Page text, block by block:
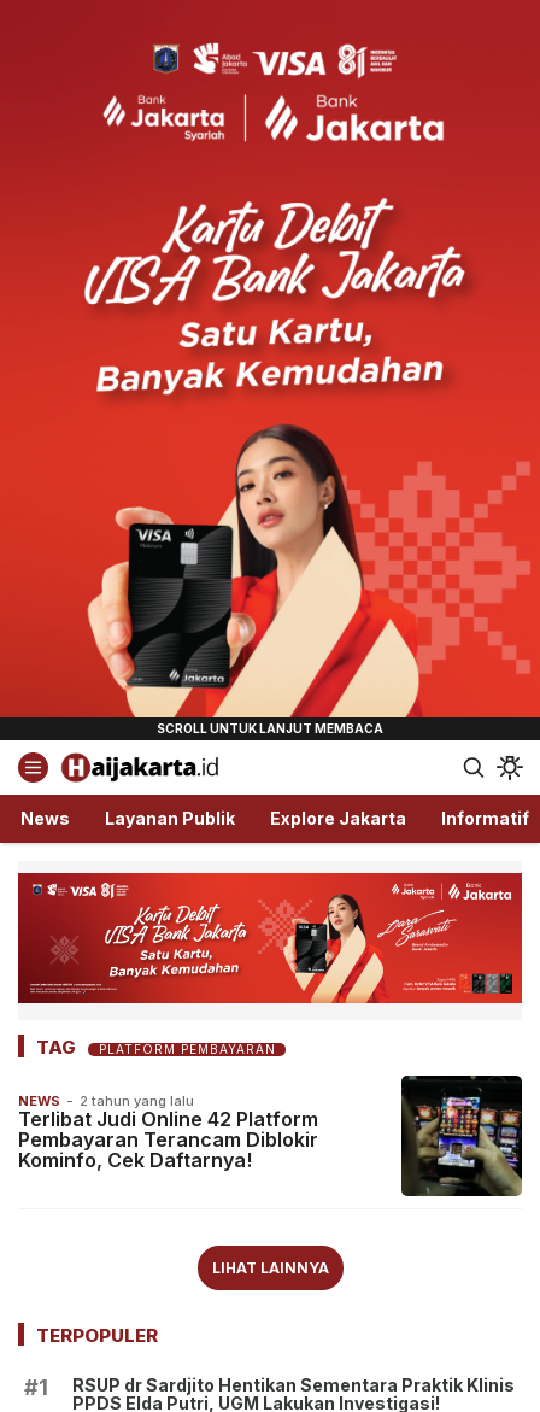
Haijakarta.id
Semua Tentang Jakarta Ada Disini!
News Layanan Publik Explore Jakarta Informatif
TAG PLATFORM PEMBAYARAN
NEWS - 2 tahun yang lalu
Terlibat Judi Online 42 Platform
Pembayaran Terancam Diblokir
Kominfo, Cek Daftarnya!
LIHAT LAINNYA
TERPOPULER
#1
RSUP dr Sardjito Hentikan Sementara Praktik Klinis
PPDS Elda Putri, UGM Lakukan Investigasi!